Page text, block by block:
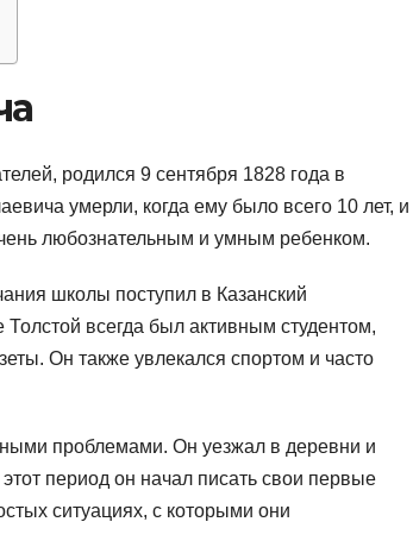
родился 9 сентября 1828 года в
умерли, когда ему было всего 10 лет, и
любознательным и умным ребенком.
школы поступил в Казанский
Толстой всегда был активным студентом,
Он также увлекался спортом и часто
проблемами. Он уезжал в деревни и
период он начал писать свои первые
ситуациях, с которыми они